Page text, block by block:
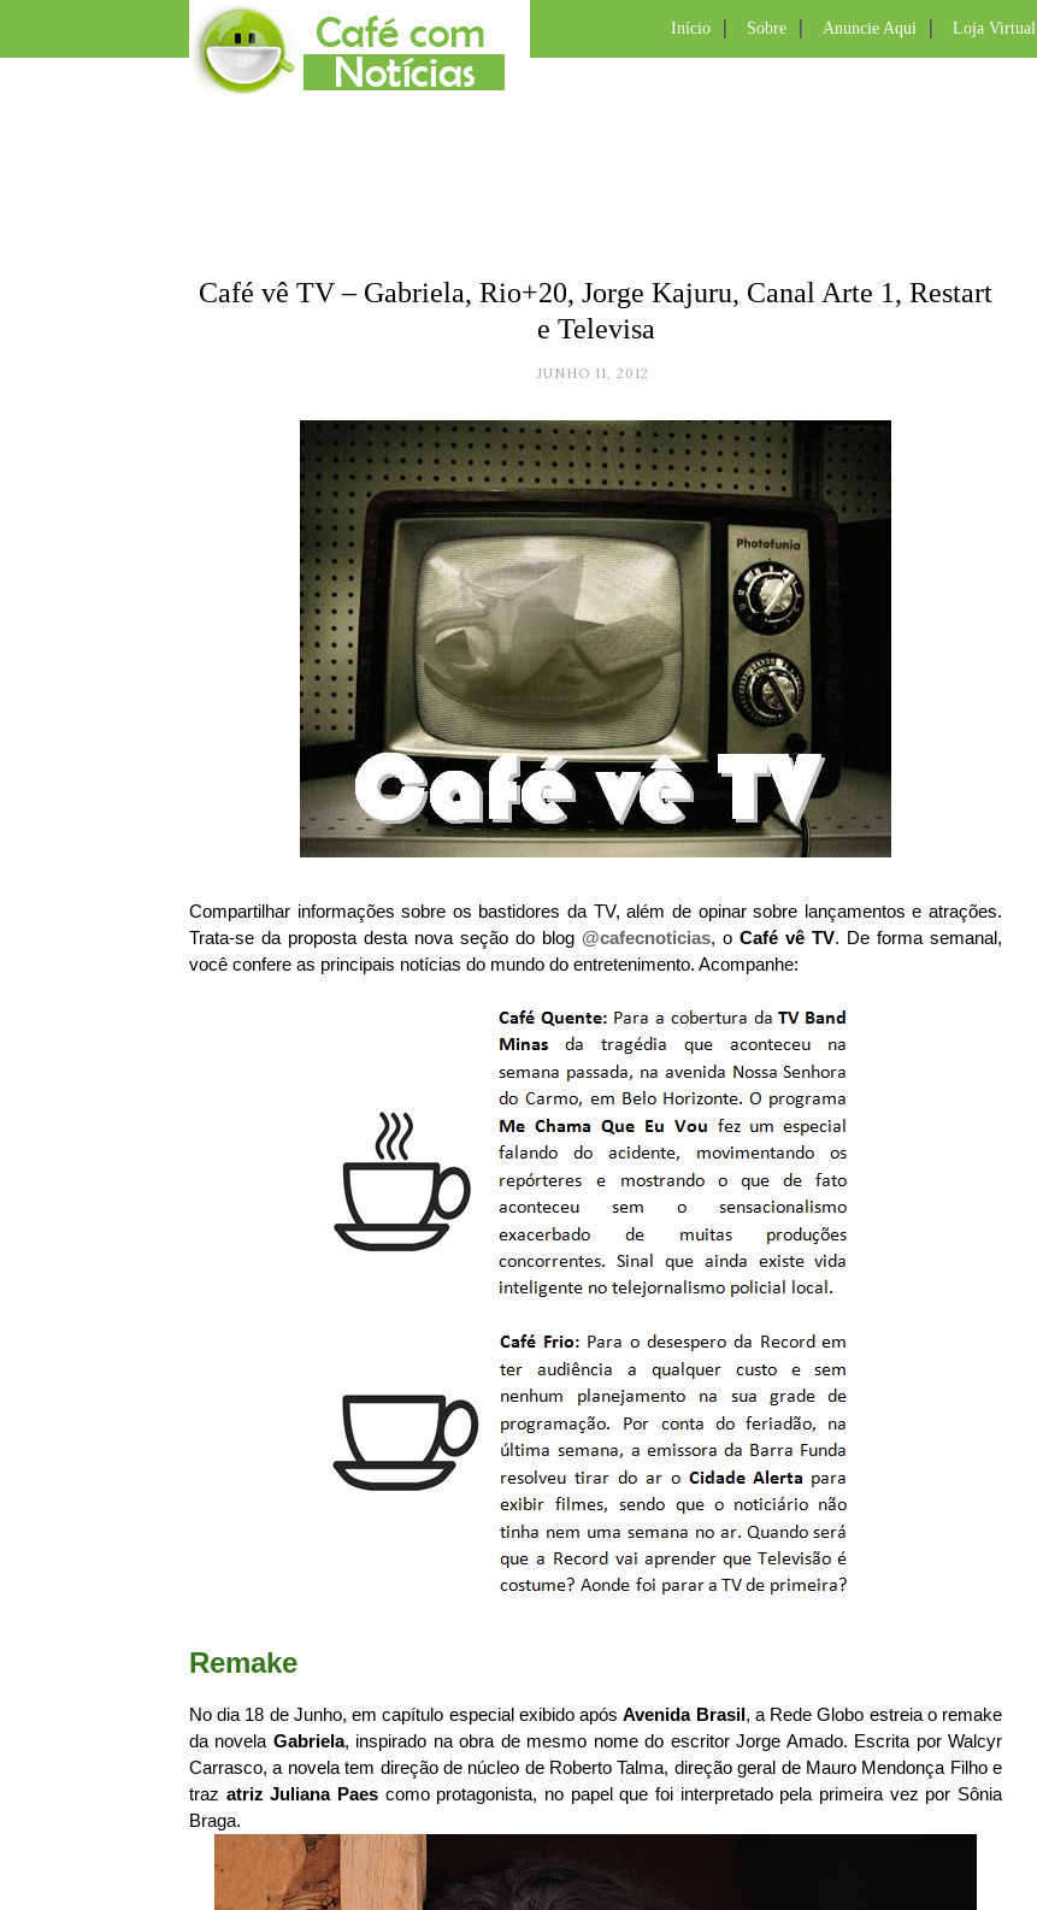
Início Sobre Anuncie Aqui Loja Virtual
Café vê TV – Gabriela, Rio+20, Jorge Kajuru, Canal Arte 1, Restart
e Televisa
JUNHO 11, 2012
Compartilhar informações sobre os bastidores da TV, além de opinar sobre lançamentos e atrações.
Trata-se da proposta desta nova seção do blog @cafecnoticias, o Café vê TV. De forma semanal,
você confere as principais notícias do mundo do entretenimento. Acompanhe:
Remake
No dia 18 de Junho, em capítulo especial exibido apósAvenida Brasil, a Rede Globo estreia o remake
da novela Gabriela, inspirado na obra de mesmo nome do escritor Jorge Amado. Escrita por Walcyr
Carrasco, a novela tem direção de núcleo de Roberto Talma, direção geral de Mauro Mendonça Filho e
traz atriz Juliana Paes como protagonista, no papel que foi interpretado pela primeira vez por Sônia
Braga.